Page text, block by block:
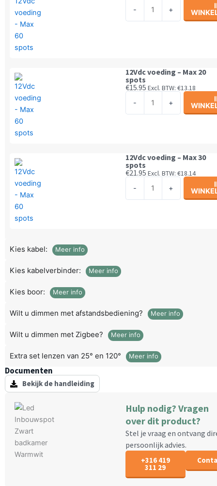
-
aantal
+
12Vdc voeding – Max 20
spots
€15.95 Excl. BTW: €13.18
-
spots
aantal
+
12Vdc voeding – Max 30
spots
€21.95 Excl. BTW: €18.14
-
+
Kies kabel: Meer info
Kies kabelverbinder: Meer info
Kies boor: Meer info
Wilt u dimmen met afstandsbediening? Meer info
Wilt u dimmen met Zigbee? Meer info
Extra set lenzen van 25° en 120° Meer info
Documenten
Bekijk de handleiding
Hulp nodig? Vragen
over dit product?
Stel je vraag en ontvang
persoonlijk advies.
+316 419
311 29